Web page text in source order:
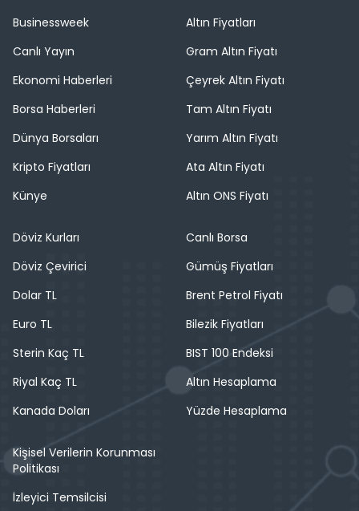
Businessweek
Canlı Yayın
Ekonomi Haberleri
Borsa Haberleri
Dünya Borsaları
Kripto Fiyatları
Künye
Altın Fiyatları
Gram Altın Fiyatı
Çeyrek Altın Fiyatı
Tam Altın Fiyatı
Yarım Altın Fiyatı
Ata Altın Fiyatı
Altın ONS Fiyatı
Döviz Kurları
Döviz Çevirici
Dolar TL
Euro TL
Sterin Kaç TL
Riyal Kaç TL
Kanada Doları
Canlı Borsa
Gümüş Fiyatları
Brent Petrol Fiyatı
Bilezik Fiyatları
BIST 100 Endeksi
Altın Hesaplama
Yüzde Hesaplama
Kişisel Verilerin Korunması
Politikası
İzleyici Temsilcisi